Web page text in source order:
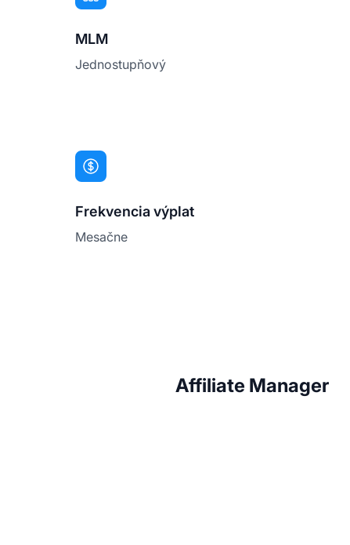
MLM
Jednostupňový
Frekvencia výplat
Mesačne
Affiliate Manager